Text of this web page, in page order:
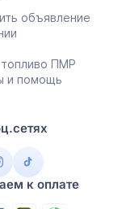
объявление
ПМР
и помощь
к оплате